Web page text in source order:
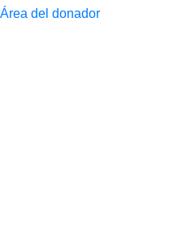
Área del donador